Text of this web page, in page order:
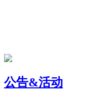
公告&活动